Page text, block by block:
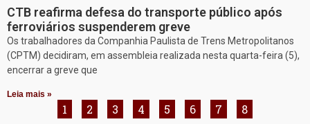
CTB reafirma defesa do transporte público após
ferroviários suspenderem greve
Os trabalhadores da Companhia Paulista de Trens Metropolitanos
(CPTM) decidiram, em assembleia realizada nesta quarta-feira (5),
encerrar a greve que
Leia mais »
1 2 3 4 5 6 7 8